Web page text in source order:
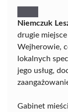
Niemczuk
drugie
Wejherowie,
lokalnych
jego usług,
Gabinet